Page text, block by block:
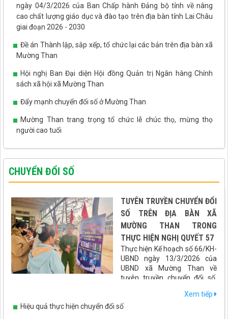
động của cơ quan nhà nước mà còn tạo thuận lợi cho người dân,
doanh nghiệp, góp phần thúc đẩy phát triển kinh tế - xã hội trên
địa bàn.
ngày 04/3/2026 của Ban Chấp hành Đảng bộ tỉnh về nâng
cao chất lượng giáo dục và đào tạo trên địa bàn tỉnh Lai Châu
giai đoạn 2026 - 2030
Đề án Thành lập, sắp xếp, tổ chức lại các bản trên địa bàn xã
Mường Than
Hội nghị Ban Đại diện Hội đồng Quản trị Ngân hàng Chính
sách xã hội xã Mường Than
Đẩy mạnh chuyển đổi số ở Mường Than
Mường Than trang trọng tổ chức lễ chúc thọ, mừng thọ
người cao tuổi
Tết Tây Bắc - ấm áp tình yêu thương
CHUYỂN ĐỔI SỐ
TUYÊN TRUYỀN CHUYỂN ĐỔI
SỐ TRÊN ĐỊA BÀN XÃ
MƯỜNG THAN TRONG
THỰC HIỆN NGHỊ QUYẾT 57
Thực hiện Kế hoạch số 66/KH-
UBND ngày 13/3/2026 của
UBND xã Mường Than về
tuyên truyền chuyển đổi số,
ứng dụng VNeID gắn với cuộc bầu cử Đại biểu Quốc hội khóa XVI
và Đại biểu HĐND các cấp nhiệm kỳ 2026 - 2031, xã Mường Than
Xem tiếp
Hiệu quả thực hiện chuyển đổi số